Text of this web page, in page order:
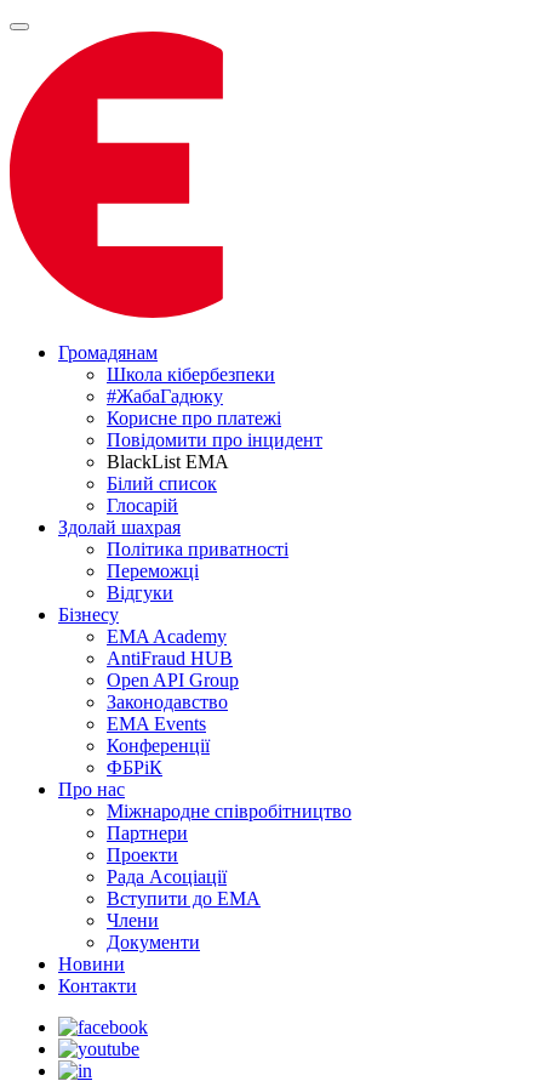
Громадянам
Школа кібербезпеки
#ЖабаГадюку
Корисне про платежі
Повідомити про інцидент
BlackList EMA
Білий список
Глосарій
Здолай шахрая
Політика приватності
Переможцi
Відгуки
Бізнесу
EMA Academy
AntiFraud HUB
Open API Group
Законодавство
EMA Events
Конференції
ФБРіК
Про нас
Міжнародне співробітництво
Партнери
Проекти
Рада Асоціації
Вступити до ЕМА
Члени
Документи
Новини
Контакти